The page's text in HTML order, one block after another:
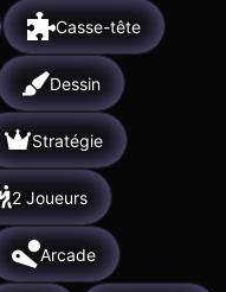
Casse-tête
Dessin
Stratégie
2 Joueurs
Arcade